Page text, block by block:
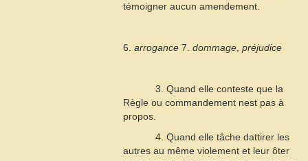
témoigner aucun amendement.
6. arrogance 7. dommage préjudice
3. Quand elle conteste que la
Règle ou commandement nest pas à
propos.
4. Quand elle tâche dattirer les
autres au même violement et leur ôter